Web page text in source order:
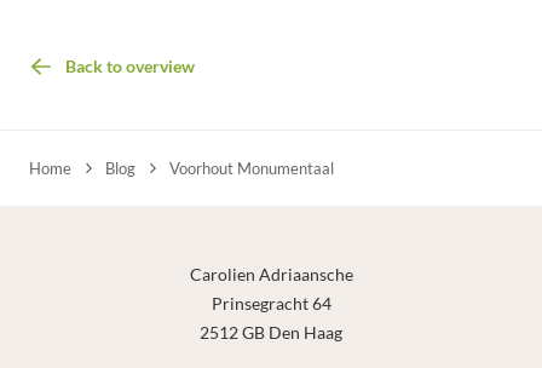
Back to overview
Home Blog Voorhout Monumentaal
Carolien Adriaansche
Prinsegracht 64
2512 GB Den Haag